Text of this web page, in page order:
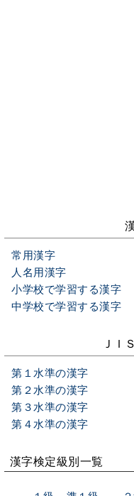
常用漢字
人名用漢字
小学校で学習する漢字
中学校で学習する漢字
ＪＩ
第１水準の漢字
第２水準の漢字
第３水準の漢字
第４水準の漢字
漢字検定級別一覧